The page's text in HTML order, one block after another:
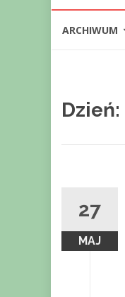
treści
ARCHIWUM
Dzień:
27
MAJ